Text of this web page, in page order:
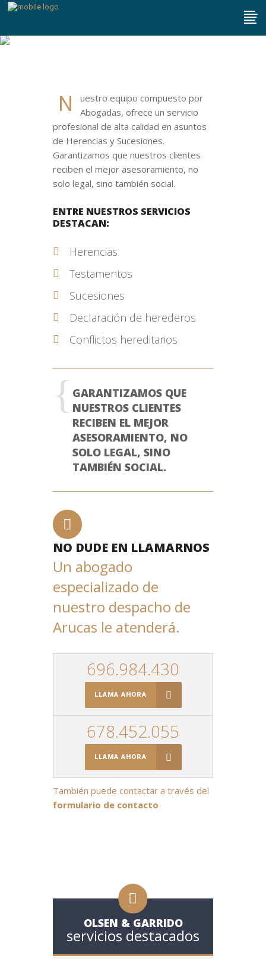
N
uestro equipo compuesto por
Abogadas, ofrece un servicio
profesional de alta calidad en asuntos
de Herencias y Sucesiones.
Garantizamos que nuestros clientes
reciben el mejor asesoramiento, no
solo legal, sino también social.
ENTRE NUESTROS SERVICIOS
DESTACAN:
Herencias
Testamentos
Sucesiones
Declaración de herederos
Conflictos hereditarios
GARANTIZAMOS QUE
NUESTROS CLIENTES
RECIBEN EL MEJOR
ASESORAMIENTO, NO
SOLO LEGAL, SINO
TAMBIÉN SOCIAL.
NO DUDE EN LLAMARNOS
Un abogado
especializado de
nuestro despacho de
Arucas le atenderá.
696.984.430
LLAMA AHORA
678.452.055
LLAMA AHORA
También puede contactar a través del
formulario de contacto
OLSEN & GARRIDO
servicios destacados